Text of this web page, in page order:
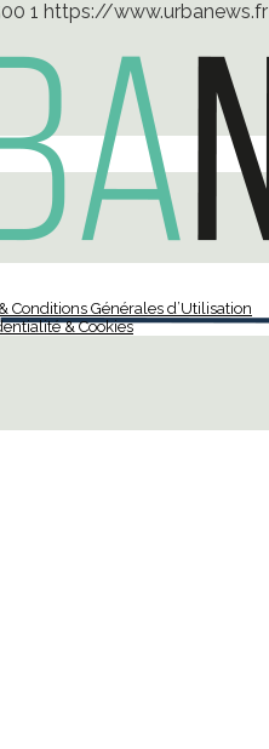
1 https://www.urbanews.fr
Conditions Générales d’Utilisation
& Cookies